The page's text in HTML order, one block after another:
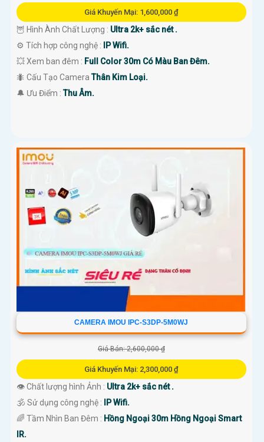
Giá Khuyến Mại: 1,600,000 ₫
🦉 Hình Ành Chất Lượng : Ultra 2k+ sắc nét .
⚙ Tích hợp công nghệ :
IP Wifi.
💥 Xem ban đêm : Full Color 30m Có Màu Ban Đêm.
🐜 Cấu Tạo CameraThân Kim Loại.
️🔔 Ưu Điểm :Thu Âm.
CAMERA IMOU IPC-S3DP-5M0WJ
Giá Bán: 2,600,000 ₫
Giá Khuyến Mại: 2,300,000 ₫
👁 Chất lượng hình Ảnh : Ultra 2k+ sắc nét .
🕉️ Sử dụng công nghệ :
IP Wifi.
🌈 Tầm Nhìn Ban Đêm : Hồng Ngoại 30m Hồng Ngoại Smart
IR.